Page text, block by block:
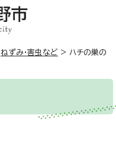
ねずみ・害虫など > ハチの巣の